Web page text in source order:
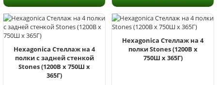
Hexagonica Стеллаж на 4
полки с задней стенкой
Stones (1200В х 750Ш х
365Г)
Hexagonica Стеллаж на 4
полки Stones (1200В х
750Ш х 365Г)